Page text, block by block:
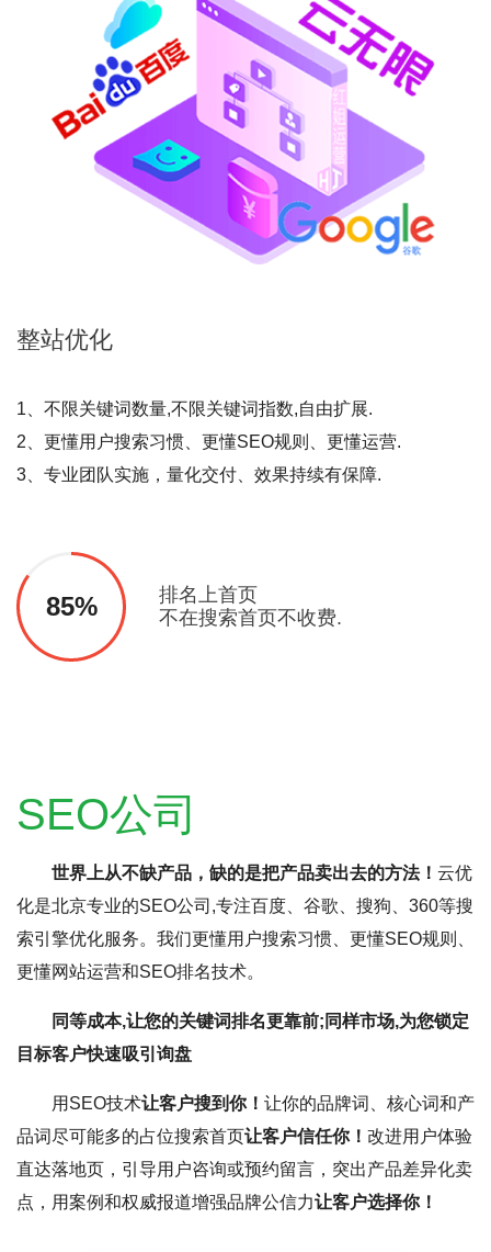
整站优化
1、不限关键词数量,不限关键词指数,自由扩展.
2、更懂用户搜索习惯、更懂SEO规则、更懂运营.
3、专业团队实施，量化交付、效果持续有保障.
85%
排名上首页
不在搜索首页不收费.
SEO公司
世界上从不缺产品，缺的是把产品卖出去的方法！ 云优
化是北京专业的SEO公司,专注百度、谷歌、搜狗、360等搜
索引擎优化服务。我们更懂用户搜索习惯、更懂SEO规则、
更懂网站运营和SEO排名技术。
同等成本,让您的关键词排名更靠前;同样市场,为您锁定
目标客户快速吸引询盘
用SEO技术让客户搜到你！ 让你的品牌词、核心词和产
品词尽可能多的占位搜索首页让客户信任你！ 改进用户体验
直达落地页，引导用户咨询或预约留言，突出产品差异化卖
点，用案例和权威报道增强品牌公信力让客户选择你！